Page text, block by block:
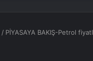
/ PİYASAYA BAKIŞ-Petrol